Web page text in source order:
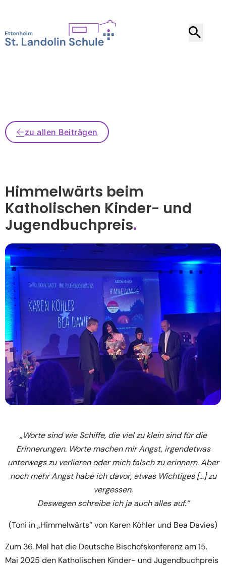
zu allen Beiträgen
Himmelwärts beim
Katholischen Kinder- und
Jugendbuchpreis.
„Worte sind wie Schiffe, die viel zu klein sind für die
Erinnerungen. Worte machen mir Angst, irgendetwas
unterwegs zu verlieren oder mich falsch zu erinnern. Aber
noch mehr Angst habe ich davor, etwas Wichtiges […] zu
vergessen.
Deswegen schreibe ich ja auch alles auf.“
(Toni in „Himmelwärts“ von Karen Köhler und Bea Davies)
Zum 36. Mal hat die Deutsche Bischofskonferenz am 15.
Mai 2025 den Katholischen Kinder- und Jugendbuchpreis